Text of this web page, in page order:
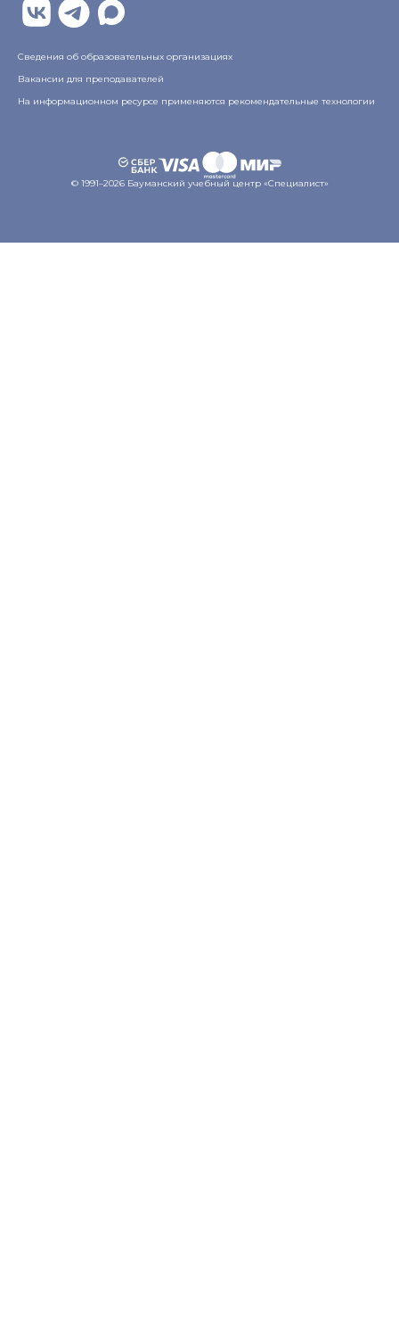
Плаза», 4-й этаж
Сведения об образовательных организациях
Вакансии для преподавателей
На информационном ресурсе применяются рекомендательные технологии
© 1991–2026 Бауманский учебный центр «Специалист»